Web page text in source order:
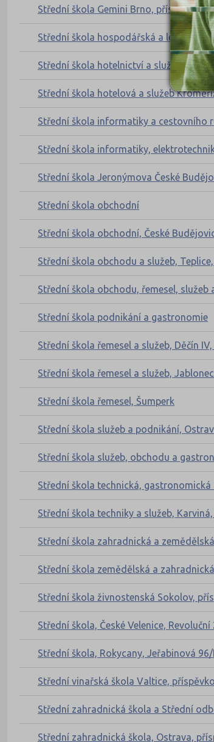
Střední škola Gemini Brno, příspěvková
Střední škola hospodářská a lesnická,
Střední škola hotelnictví a služeb a
Střední škola hotelová a služeb
Střední škola informatiky a cestovního
Střední škola informatiky,
Střední škola Jeronýmova České
Střední škola obchodní
Střední škola obchodní, České
Střední škola obchodu a služeb,
Střední škola obchodu, řemesel,
Střední škola podnikání a gastronomie
Střední škola řemesel a služeb, Děčín
Střední škola řemesel a služeb,
Střední škola řemesel, Šumperk
Střední škola služeb a podnikání,
Střední škola služeb, obchodu a
Střední škola technická,
Střední škola techniky a služeb,
Střední škola zahradnická a
Střední škola zemědělská a
Střední škola živnostenská Sokolov,
Střední škola, České Velenice, Revoluční
Střední škola, Rokycany, Jeřabinová 96/
Střední vinařská škola Valtice,
Střední zahradnická škola a Střední
Střední zahradnická škola, Ostrava,